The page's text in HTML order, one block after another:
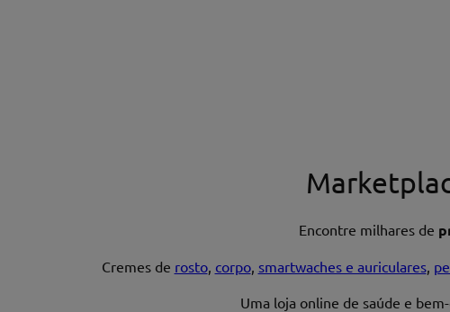
Encontre milhares de
Cremes de rosto, corpo, smartwaches e auriculares,
Uma loja online de saúde e